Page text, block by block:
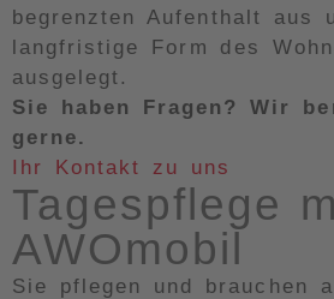
begrenzten Aufenthalt aus
langfristige Form des
ausgelegt.
Sie haben Fragen? Wir
gerne.
Ihr Kontakt zu uns
Tagespflege
AWOmobil
Sie pflegen und brauchen